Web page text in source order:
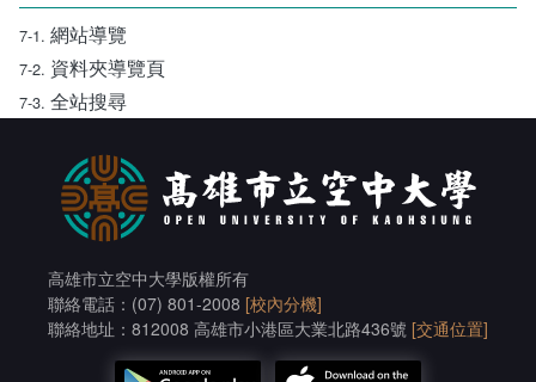
7-1. 網站導覽
7-2. 資料夾導覽頁
7-3. 全站搜尋
高雄市立空中大學版權所有
聯絡電話：(07) 801-2008 [校內分機]
聯絡地址：812008 高雄市小港區大業北路436號 [交通位置]